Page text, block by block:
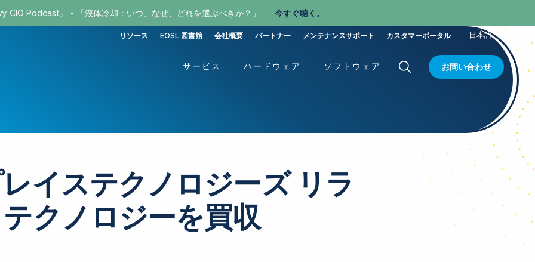
CIO Podcast』 - 「液体冷却：いつ、なぜ、どれを選ぶべきか？」 今すぐ聴く。
リソース EOSL 図書館 会社概要 パートナー メンテナンスサポート カスタマーポータル 日本語
サービス ハードウェア ソフトウェア お問い合わせ
イステクノロジーズ リラ
クノロジーを買収